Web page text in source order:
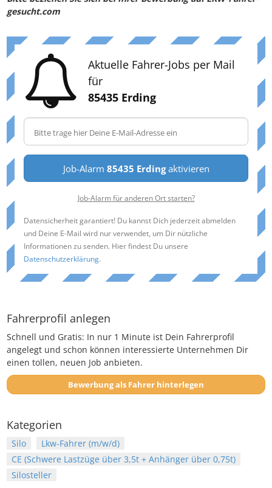
gesucht.com
Aktuelle Fahrer-Jobs per Mail
für
85435 Erding
Job-Alarm 85435 Erdingaktivieren
Job-Alarm für anderen Ort starten?
Datensicherheit garantiert! Du kannst Dich jederzeit abmelden
und Deine E-Mail wird nur verwendet, um Dir nützliche
Informationen zu senden. Hier findest Du unsere
Datenschutzerklärung.
Fahrerprofil anlegen
Schnell und Gratis: In nur 1 Minute ist Dein Fahrerprofil
angelegt und schon können interessierte Unternehmen Dir
einen tollen, neuen Job anbieten.
Bewerbung als Fahrer hinterlegen
Kategorien
Silo
Lkw-Fahrer (m/w/d)
CE (Schwere Lastzüge über 3,5t + Anhänger über 0,75t)
Silosteller